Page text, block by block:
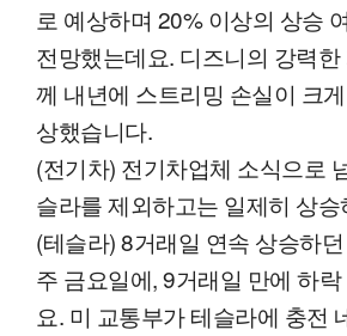
로 예상하며 20% 이상의 상승
전망했는데요. 디즈니의 강력
께 내년에 스트리밍 손실이 크
상했습니다.
(전기차) 전기차업체 소식으로
슬라를 제외하고는 일제히 상
(테슬라) 8거래일 연속 상승하
주 금요일에, 9거래일 만에 하
요. 미 교통부가 테슬라에 충전